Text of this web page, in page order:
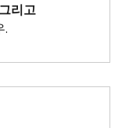
그리고
.